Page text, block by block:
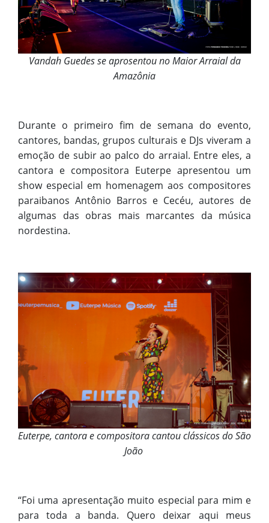
Vandah Guedes se aprosentou no Maior Arraial da
Amazônia
Durante o primeiro fim de semana do evento,
cantores, bandas, grupos culturais e DJs viveram a
emoção de subir ao palco do arraial. Entre eles, a
cantora e compositora Euterpe apresentou um
show especial em homenagem aos compositores
paraibanos Antônio Barros e Cecéu, autores de
algumas das obras mais marcantes da música
nordestina.
Euterpe, cantora e compositora cantou clássicos do São
João
“Foi uma apresentação muito especial para mim e
para toda a banda. Quero deixar aqui meus